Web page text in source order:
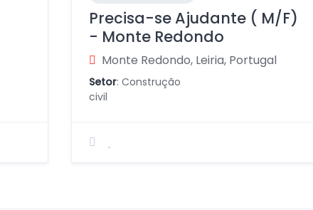
Precisa-se Ajudante ( M/F)
- Monte Redondo
Monte Redondo, Leiria, Portugal
Setor: Construção
civil